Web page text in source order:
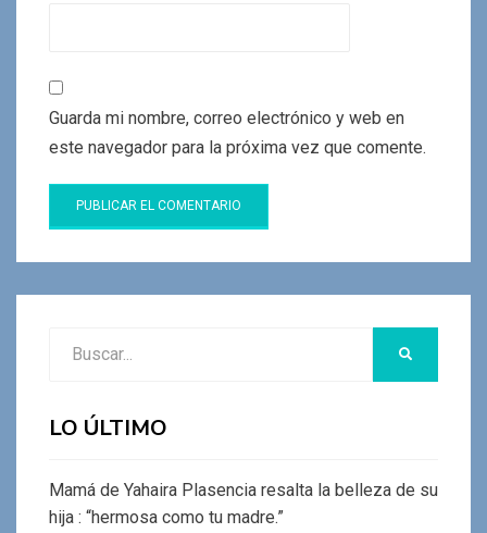
Guarda mi nombre, correo electrónico y web en
este navegador para la próxima vez que comente.
LO ÚLTIMO
Mamá de Yahaira Plasencia resalta la belleza de su
hija : “hermosa como tu madre.”